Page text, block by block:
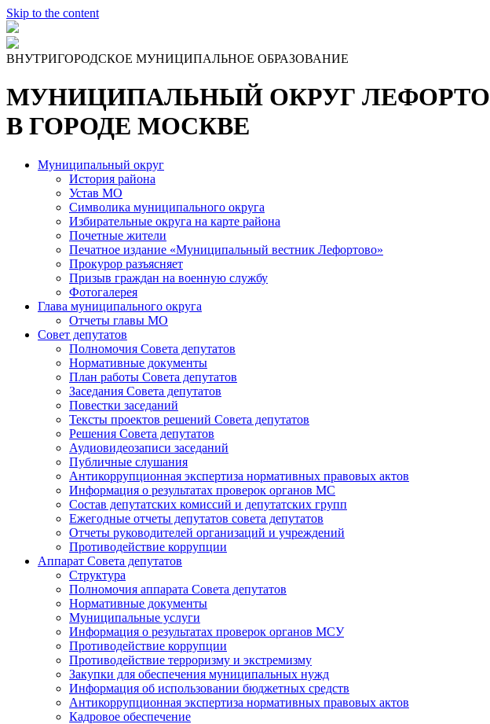
Skip to the content
ВНУТРИГОРОДСКОЕ МУНИЦИПАЛЬНОЕ ОБРАЗОВАНИЕ
МУНИЦИПАЛЬНЫЙ ОКРУГ
В ГОРОДЕ МОСКВЕ
Муниципальный округ
История района
Устав МО
Символика муниципального округа
Избирательные округа на карте района
Почетные жители
Печатное издание «Муниципальный вестник Лефортово»
Прокурор разъясняет
Призыв граждан на военную службу
Фотогалерея
Глава муниципального округа
Отчеты главы МО
Совет депутатов
Полномочия Совета депутатов
Нормативные документы
План работы Совета депутатов
Заседания Cовета депутатов
Повестки заседаний
Тексты проектов решений Совета депутатов
Решения Совета депутатов
Аудиовидеозаписи заседаний
Публичные слушания
Антикоррупционная экспертиза нормативных правовых актов
Информация о результатах проверок органов МС
Состав депутатских комиссий и депутатских групп
Ежегодные отчеты депутатов совета депутатов
Отчеты руководителей организаций и учреждений
Противодействие коррупции
Аппарат Совета депутатов
Структура
Полномочия аппарата Совета депутатов
Нормативные документы
Муниципальные услуги
Информация о результатах проверок органов МСУ
Противодействие коррупции
Противодействие терроризму и экстремизму
Закупки для обеспечения муниципальных нужд
Информация об использовании бюджетных средств
Антикоррупционная экспертиза нормативных правовых актов
Кадровое обеспечение